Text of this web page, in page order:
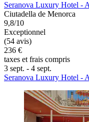
Seranova Luxury Hotel -
Ciutadella de Menorca
9,8/10
Exceptionnel
(54 avis)
236 €
taxes et frais compris
3 sept. - 4 sept.
Seranova Luxury Hotel -